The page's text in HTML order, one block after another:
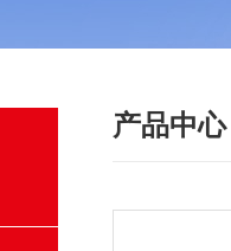
产品中心